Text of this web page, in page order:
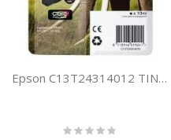
Epson C13T24314012 TINTA CLARIA 24 NEGRA XL
Rating: